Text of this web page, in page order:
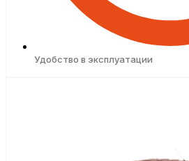
Удобство в эксплуатации